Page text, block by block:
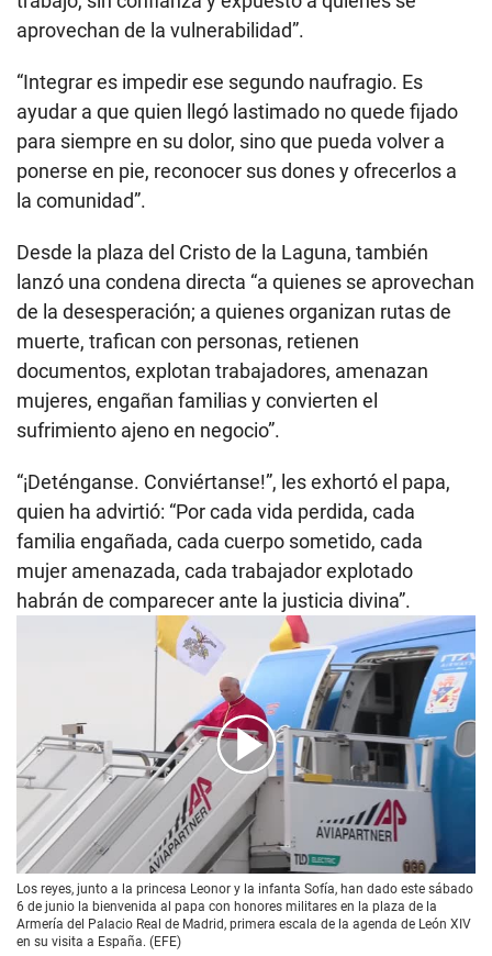
aprovechan de la vulnerabilidad”.
“Integrar es impedir ese segundo naufragio. Es
ayudar a que quien llegó lastimado no quede fijado
para siempre en su dolor, sino que pueda volver a
ponerse en pie, reconocer sus dones y ofrecerlos a
la comunidad”.
Desde la plaza del Cristo de la Laguna, también
lanzó una condena directa “a quienes se aprovechan
de la desesperación; a quienes organizan rutas de
muerte, trafican con personas, retienen
documentos, explotan trabajadores, amenazan
mujeres, engañan familias y convierten el
sufrimiento ajeno en negocio”.
“¡Deténganse. Conviértanse!”, les exhortó el papa,
quien ha advirtió: “Por cada vida perdida, cada
familia engañada, cada cuerpo sometido, cada
mujer amenazada, cada trabajador explotado
habrán de comparecer ante la justicia divina”.
00:00 02:40
Los reyes, junto a la princesa Leonor y la infanta Sofía, han dado este sábado
6 de junio la bienvenida al papa con honores militares en la plaza de la
Armería del Palacio Real de Madrid, primera escala de la agenda de León XIV
en su visita a España. (EFE)